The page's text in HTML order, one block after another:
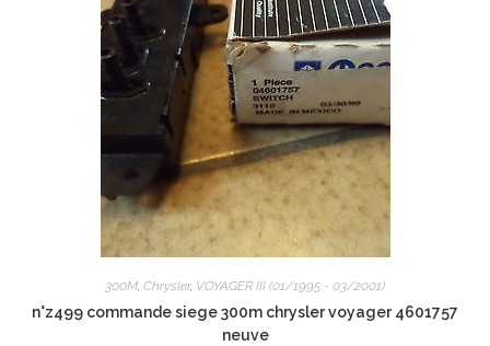
300M, Chrysler, VOYAGER III (01/1995 - 03/2001)
n°z499 commande siege 300m chrysler voyager 4601757
neuve